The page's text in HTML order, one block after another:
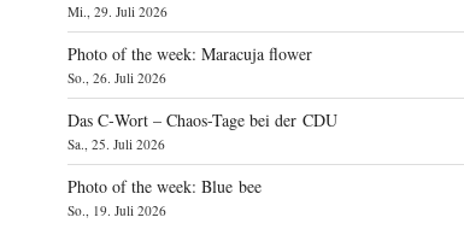
Mi., 29. Juli 2026
Photo of the week: Maracuja flower
So., 26. Juli 2026
Das C‑Wort – Chaos-Tage bei der CDU
Sa., 25. Juli 2026
Photo of the week: Blue bee
So., 19. Juli 2026